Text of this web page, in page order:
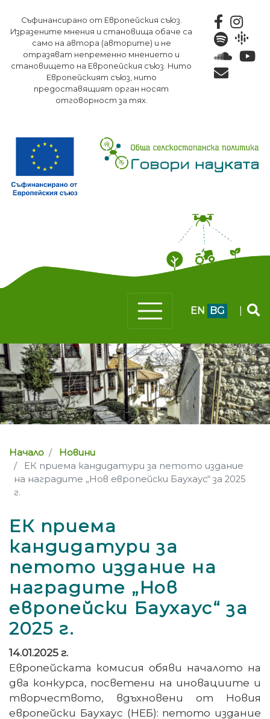
към
основното
съдържание
Съфинансирано от Европейския съюз.
Изразените мнения и становища обаче са
само на автора (авторите) и не
отразяват непременно мнението и
становището на Европейския съюз. Нито
Европейският съюз, нито
предоставящият орган носят
отговорност за тях.
EN BG
Начало
Новини
ЕК приема кандидатури за петото издание
на наградите „Нов европейски Баухаус“ за 2025
г.
ЕК приема
кандидатури за
петото издание на
наградите „Нов
европейски Баухаус“ за
2025 г.
14.01.2025 г.
Европейската комисия обяви началото на
два конкурса, посветени на иновациите и
творчеството, вдъхновени от Новия
европейски Баухаус (НЕБ): петото издание